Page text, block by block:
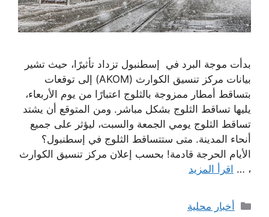
بدأت موجة البرد في إسطنبول تزداد تأثيرًا، حيث تشير
بيانات مركز تنسيق الكوارث (AKOM) إلى توقعات
بتساقط أمطار ممزوجة بالثلوج اعتبارًا من يوم الأربعاء،
يليها تساقط الثلوج بشكل مباشر. ومن المتوقع أن يشتد
تساقط الثلوج يومي الجمعة والسبت، ليؤثر على جميع
أنحاء المدينة. متى ستتساقط الثلوج في إسطنبول؟
الأيام الحرجة قادمة! بحسب إعلان مركز تنسيق الكوارث
، … اقرأ المزيد
التصنيفات
أخبار محلية